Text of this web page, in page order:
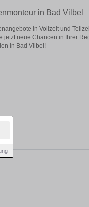
in Bad Vilbel
in Vollzeit und
jetzt neue Chancen in Ihrer
in Bad Vilbel!